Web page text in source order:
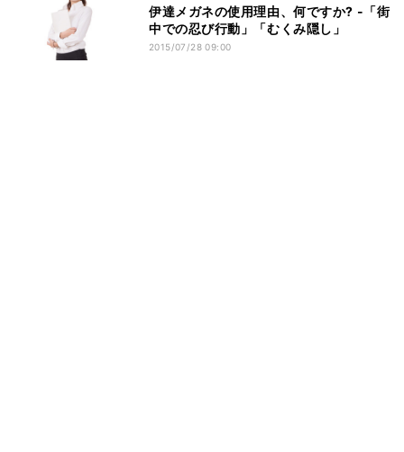
伊達メガネの使用理由、何ですか? -「街
中での忍び行動」「むくみ隠し」
2015/07/28 09:00